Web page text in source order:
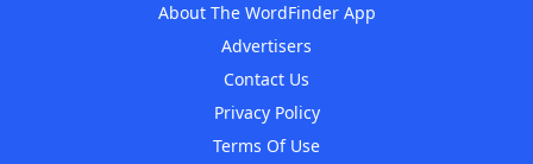
About The WordFinder App
Advertisers
Contact Us
Privacy Policy
Terms Of Use